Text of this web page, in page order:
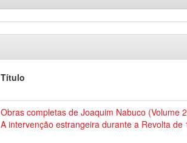
Título
Obras completas de Joaquim Nabuco (Volume
A intervenção estrangeira durante a Revolta de